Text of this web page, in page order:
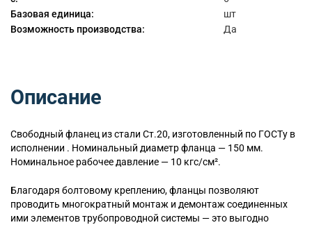
Базовая единица:
шт
Возможность производства:
Да
Описание
Свободный фланец из стали Ст.20, изготовленный по ГОСТу в
исполнении . Номинальный диаметр фланца — 150 мм.
Номинальное рабочее давление — 10 кгс/см².
Благодаря болтовому креплению, фланцы позволяют
проводить многократный монтаж и демонтаж соединенных
ими элементов трубопроводной системы — это выгодно